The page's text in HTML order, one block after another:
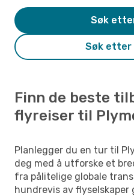
Søk etter
Søk
Finn de beste
flyreiser til
Planlegger du en tur til
deg med å utforske et
fra pålitelige globale
hundrevis av flyselskaper